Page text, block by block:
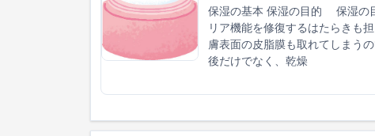
保湿の基本 保湿の目的 保湿の
リア機能を修復するはたらきも
膚表面の皮脂膜も取れてしまう
後だけでなく、乾燥